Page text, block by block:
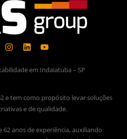
em Indaiatuba – SP
e tem como propósito levar soluções
e de qualidade.
62 anos de experiência, auxiliando